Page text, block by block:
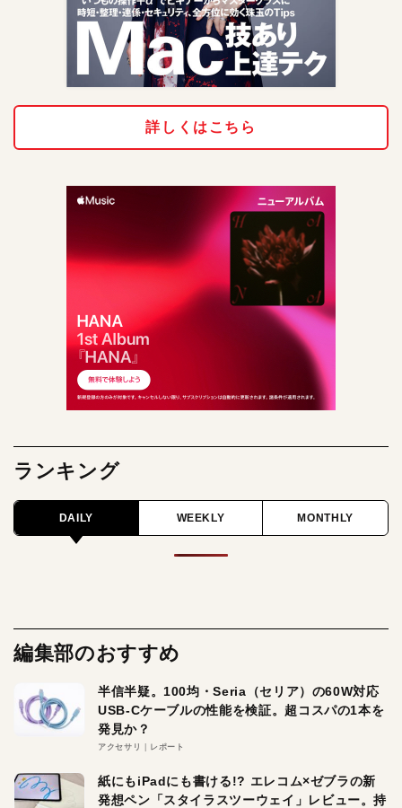
詳しくはこちら
ランキング
DAILY WEEKLY MONTHLY
編集部のおすすめ
半信半疑。100均・Seria（セリア）の60W対応
USB-Cケーブルの性能を検証。超コスパの1本を
発見か？
アクセサリ レポート
紙にもiPadにも書ける!? エレコム×ゼブラの新
発想ペン「スタイラスツーウェイ」レビュー。持